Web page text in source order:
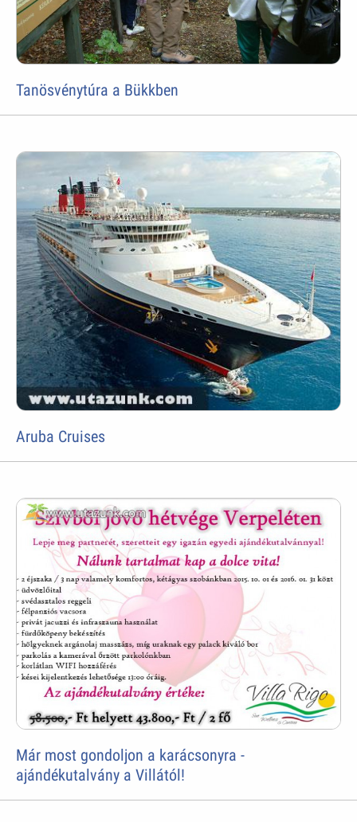
Tanösvénytúra a Bükkben
Aruba Cruises
Már most gondoljon a karácsonyra -
ajándékutalvány a Villától!